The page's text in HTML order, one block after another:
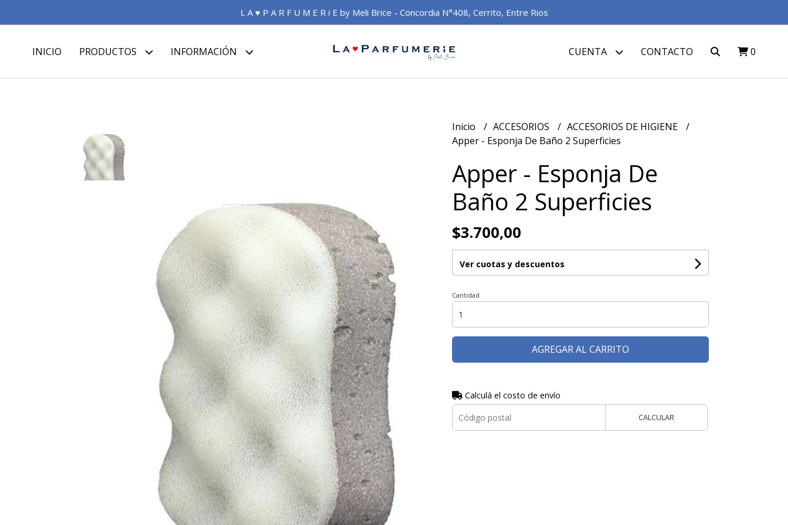
L A ♥ P A R F U M E R i E by Meli Brice - Concordia N°408, Cerrito, Entre Rios
INICIO PRODUCTOS INFORMACIÓN CUENTA CONTACTO 0
Inicio ACCESORIOS
ACCESORIOS DE HIGIENE
Apper - Esponja De Baño 2 Superficies
Apper - Esponja De
Baño 2 Superficies
$3.700,00
Ver cuotas y descuentos
Cantidad
AGREGAR AL CARRITO
Calculá el costo de envío
CALCULAR